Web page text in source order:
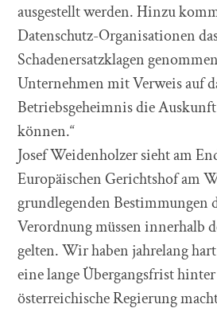
ausgestellt werden. Hinzu
Datenschutz-Organisationen
Schadenersatzklagen
Unternehmen mit Verweis auf
Betriebsgeheimnis die
können.“
Josef Weidenholzer sieht am
Europäischen Gerichtshof am
grundlegenden Bestimmungen
Verordnung müssen innerhalb
gelten. Wir haben jahrelang
eine lange Übergangsfrist
österreichische Regierung